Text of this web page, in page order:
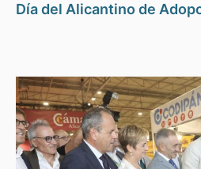
Día del Alicantino de